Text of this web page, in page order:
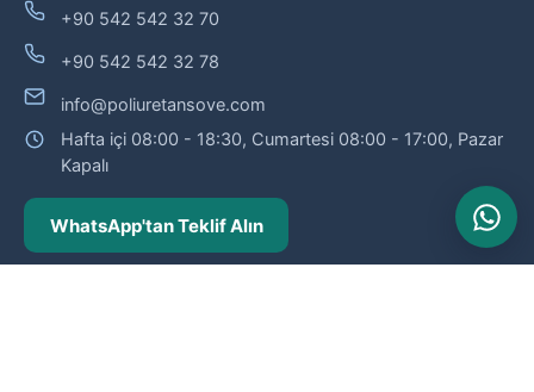
+90 542 542 32 70
+90 542 542 32 78
info@poliuretansove.com
Hafta içi 08:00 - 18:30, Cumartesi 08:00 - 17:00, Pazar
Kapalı
WhatsApp'tan Teklif Alın